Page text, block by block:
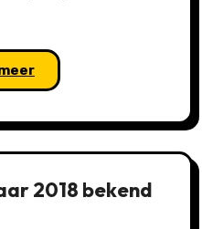
2018 bekend